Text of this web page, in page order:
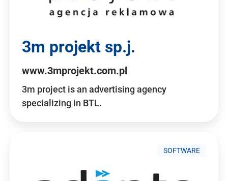
3m projekt sp.j.
www.3mprojekt.com.pl
3m project is an advertising agency
specializing in BTL.
SOFTWARE